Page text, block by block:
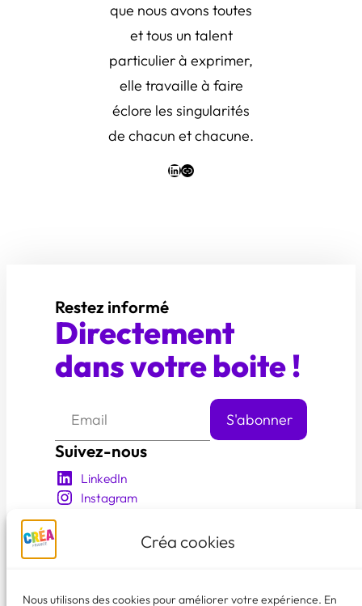
Créa cookies
Nous utilisons des cookies pour améliorer votre expérience. En
que nous avons toutes
et tous un talent
particulier à exprimer,
elle travaille à faire
éclore les singularités
de chacun et chacune.
LinkedIn Link
Restez informé
Directement
dans votre boite !
Suivez-nous
LinkedIn
Instagram
En savoir plus